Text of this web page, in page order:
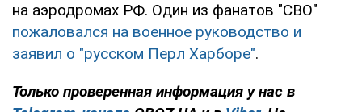
на аэродромах РФ. Один из фанатов "СВО"
пожаловался на военное руководство и
заявил о "русском Перл Харборе".
Только проверенная информация у нас в